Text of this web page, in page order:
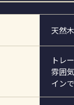
天然木
トレ
雰囲
イン